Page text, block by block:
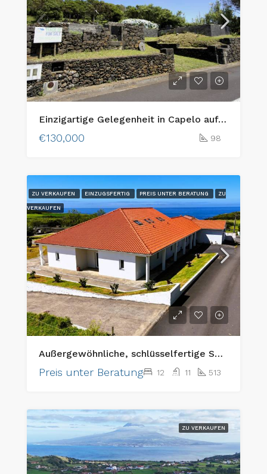
Einzigartige Gelegenheit in Capelo auf der Insel Faial: Zwei aneinandergrenzende Baugrundstücke mit Meerblick und traditionellem Charme
€130,000 98
ZU VERKAUFEN EINZUGSFERTIG PREIS UNTER BERATUNG ZU
VERKAUFEN
Außergewöhnliche, schlüsselfertige Seniorenpflegeeinrichtung und erstklassige Anlageimmobilie
Preis unter Beratung 12 11 513
ZU VERKAUFEN